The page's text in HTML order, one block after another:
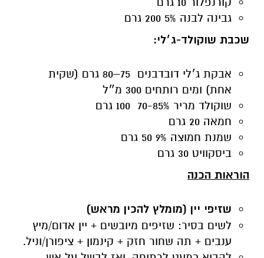
גבינה לבנה 5% 200 גרם
שכבת שוקולד-ג׳לי:
אבקת ג׳לי דובדבנים 75–80 גרם (שקית
אחת) ומים רותחים 300 מ״ל
שוקולד מריר 70-85% 100 גרם
חמאה 20 גרם
שמנת חמוצה 9% 50 גרם
ביסקוויט 30 גרם
הוראות הכנה
שזיפי יין (מומלץ להכין מראש)
לשים בסיר: שזיפים מיובשים + יין אדום/מיץ
ענבים + תה שחור חזק + קינמון + ציפורן/וניל.